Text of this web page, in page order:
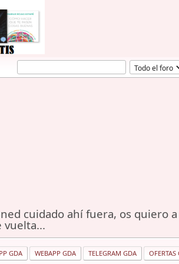
cuidado ahí fuera, os quiero
vuelta...
GDA WEBAPP GDA TELEGRAM GDA OFERTAS